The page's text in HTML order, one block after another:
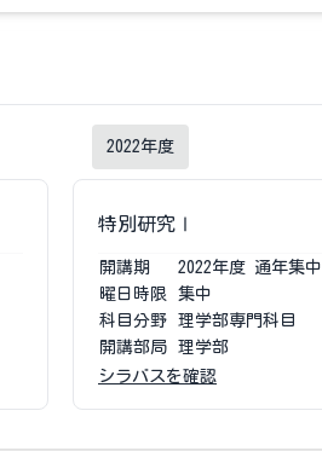
2022年度
特別研究Ⅰ
開講期 2022年度 通年集中
曜日時限
集中
科目分野
理学部専門科目
開講部局
理学部
シラバスを確認